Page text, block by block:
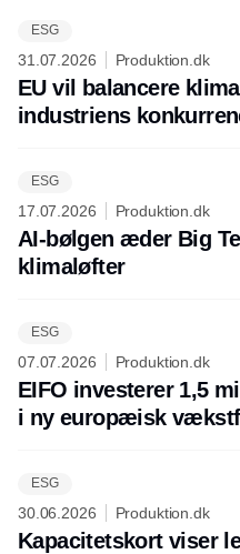
ESG
31.07.2026 Produktion.dk
EU vil balancere
industriens
ESG
17.07.2026 Produktion.dk
AI-bølgen æder Big
klimaløfter
ESG
07.07.2026 Produktion.dk
EIFO investerer 1,5
i ny europæisk
ESG
30.06.2026 Produktion.dk
Kapacitetskort viser